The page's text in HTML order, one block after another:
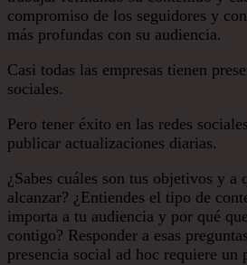
compromiso de los seguidores y
más profundas con su audiencia.
Casi todas las empresas tienen
sociales.
Pero tener éxito en las redes
publicar actualizaciones diarias.
¿Sabes cuáles son tus objetivos y a
alcanzar? ¿Entiendes el tipo de
importa a tu audiencia y por qué
contigo? Responder a esas
presencia social ad hoc requiere un